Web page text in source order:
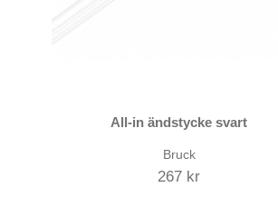
All-in ändstycke svart
Bruck
267 kr